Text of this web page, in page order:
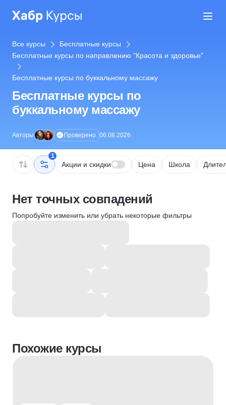
Все курсы
Бесплатные курсы
Бесплатные курсы по направлению "Красота и здоровье"
Бесплатные курсы по буккальному массажу
Бесплатные курсы по
буккальному массажу
Авторы Проверено 06.08.2026
1
Акции и скидки Цена Школа
Нет точных совпадений
Попробуйте изменить или убрать некоторые фильтры
Похожие курсы